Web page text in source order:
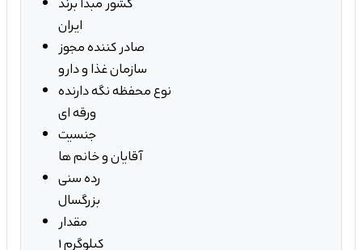
ایران
صادر کننده مجوز
سازمان غذا و دارو
نوع محفظه نگه دارنده
ورقه ای
جنسیت
آقایان و خانم ها
رده سنی
بزرگسال
مقدار
1 کیلوگرم